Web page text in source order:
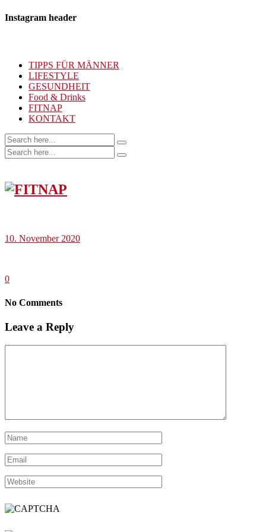
Instagram header
TIPPS FÜR MÄNNER
LIFESTYLE
GESUNDHEIT
Food & Drinks
FITNAP
KONTAKT
10. November 2020
0
No Comments
Leave a Reply